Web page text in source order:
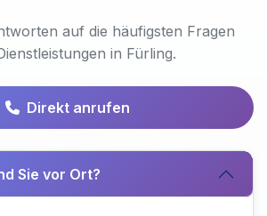
auf die häufigsten Fragen
in Fürling.
Direkt anrufen
Sie vor Ort?